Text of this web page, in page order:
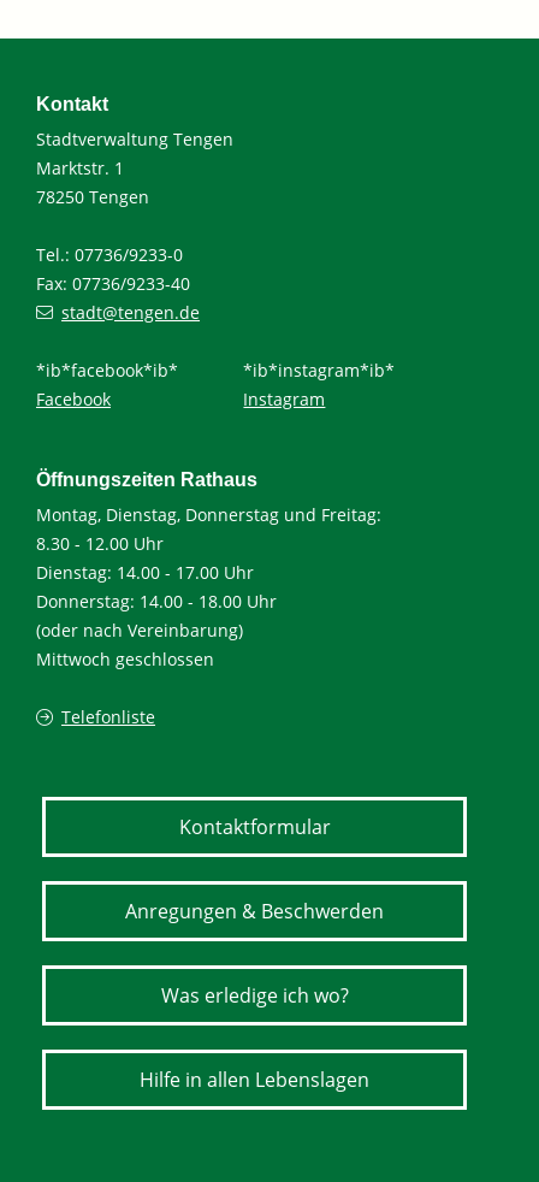
Kontakt
Stadtverwaltung Tengen
Marktstr. 1
78250 Tengen
Tel.: 07736/9233-0
Fax: 07736/9233-40
stadt@tengen.de
*ib*facebook*ib*
Facebook
*ib*instagram*ib*
Instagram
Öffnungszeiten Rathaus
Montag, Dienstag, Donnerstag und Freitag:
8.30 - 12.00 Uhr
Dienstag: 14.00 - 17.00 Uhr
Donnerstag: 14.00 - 18.00 Uhr
(oder nach Vereinbarung)
Mittwoch geschlossen
Telefonliste
Kontaktformular
Anregungen & Beschwerden
Was erledige ich wo?
Hilfe in allen Lebenslagen